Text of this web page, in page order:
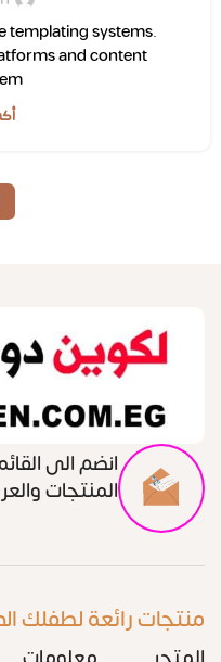
templating systems.
and content
انضم الى
المنتجات
منتجات رائعة لطفلك